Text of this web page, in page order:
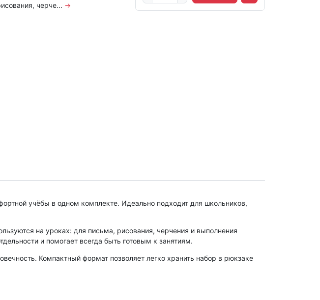
черче... →
учёбы в одном комплекте. Идеально подходит для школьников,
на уроках: для письма, рисования, черчения и выполнения
и помогает всегда быть готовым к занятиям.
Компактный формат позволяет легко хранить набор в рюкзаке